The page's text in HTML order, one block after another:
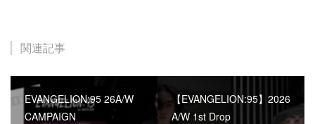
関連記事
EVANGELION:95 26A/W
CAMPAIGN
【EVANGELION:95】2026
A/W 1st Drop